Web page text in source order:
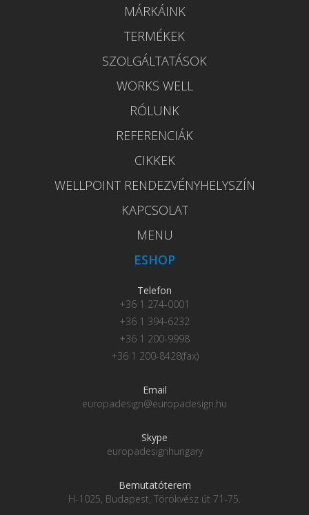
MÁRKÁINK
TERMÉKEK
SZOLGÁLTATÁSOK
WORKS WELL
RÓLUNK
REFERENCIÁK
CIKKEK
WELLPOINT RENDEZVÉNYHELYSZÍN
KAPCSOLAT
MENU
ESHOP
Telefon
+36 1 274-0001
+36 1 394-6232
+36 1 200-9998
+36 1 200-8428(fax)
Email
europadesign@europadesign.hu
Skype
europadesignhungary
Bemutatóterem
H-1025, Budapest, Törökvész út 71-75.